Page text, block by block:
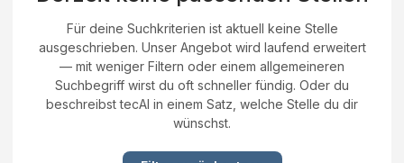
Für deine Suchkriterien ist aktuell keine Stelle
ausgeschrieben. Unser Angebot wird laufend erweitert
— mit weniger Filtern oder einem allgemeineren
Suchbegriff wirst du oft schneller fündig. Oder du
beschreibst tecAI in einem Satz, welche Stelle du dir
wünschst.